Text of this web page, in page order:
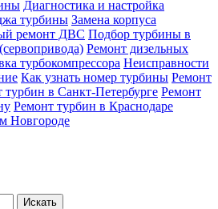
Диагностика и настройка
турбины Замена корпуса
ремонт ДВС Подбор турбины в
Ремонт дизельных
турбокомпрессора Неисправности
Как узнать номер турбины Ремонт
турбин в Санкт-Петербурге Ремонт
Ремонт турбин в Краснодаре
Новгороде
Искать